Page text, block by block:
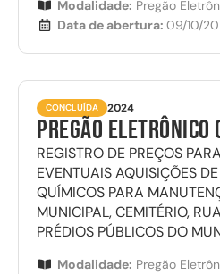
Modalidade: Pregão
Data de abertura: 09/10/
CONCLUÍDA 2024
Pregão Eletrônico
REGISTRO DE PREÇOS
EVENTUAIS AQUISIÇÕES
QUÍMICOS PARA
MUNICIPAL, CEMITÉRIO,
PRÉDIOS PÚBLICOS DO
Modalidade: Pregão